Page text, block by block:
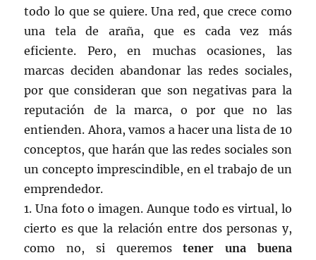
todo lo que se quiere. Una red, que crece como
una tela de araña, que es cada vez más
eficiente. Pero, en muchas ocasiones, las
marcas deciden abandonar las redes sociales,
por que consideran que son negativas para la
reputación de la marca, o por que no las
entienden. Ahora, vamos a hacer una lista de 10
conceptos, que harán que las redes sociales son
un concepto imprescindible, en el trabajo de un
emprendedor.
1. Una foto o imagen. Aunque todo es virtual, lo
cierto es que la relación entre dos personas y,
como no, si queremostener una buena